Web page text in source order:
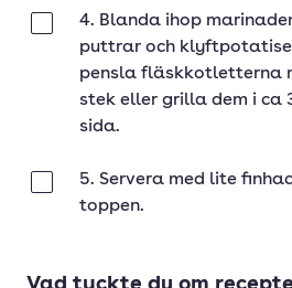
4. Blanda ihop
puttrar och
pensla fläskkotletterna
stek eller grilla dem i ca
sida.
5. Servera med lite
toppen.